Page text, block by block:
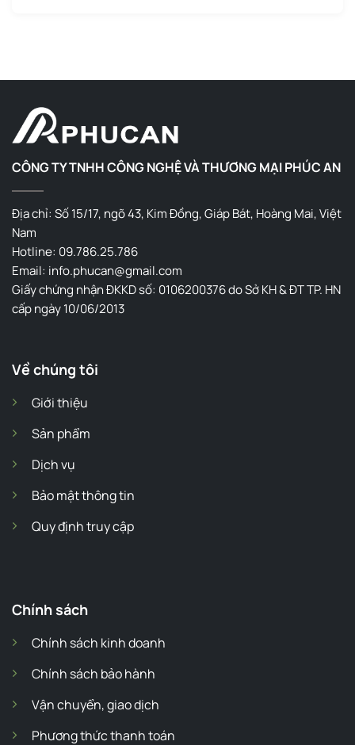
CÔNG TY TNHH CÔNG NGHỆ VÀ THƯƠNG MẠI PHÚC AN
Địa chỉ: Số 15/17, ngõ 43, Kim Đồng, Giáp Bát, Hoàng Mai, Việt
Nam
Hotline: 09.786.25.786
Email: info.phucan@gmail.com
Giấy chứng nhận ĐKKD số: 0106200376 do Sở KH & ĐT TP. HN
cấp ngày 10/06/2013
Về chúng tôi
Giới thiệu
Sản phẩm
Dịch vụ
Bảo mật thông tin
Quy định truy cập
Chính sách
Chính sách kinh doanh
Chính sách bảo hành
Vận chuyển, giao dịch
Phương thức thanh toán